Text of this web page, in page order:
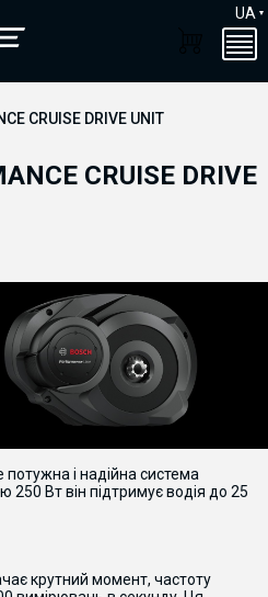
UA
CRUISE DRIVE UNIT
CRUISE DRIVE
потужнаі надійнасистема
250 Втвін підтримуєводія до 25
крутний момент, частоту